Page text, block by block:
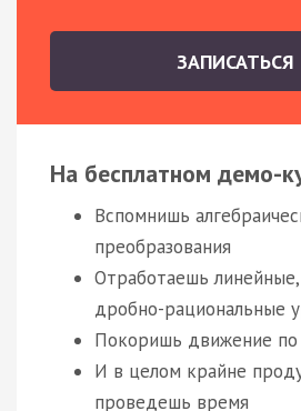
ЗАПИСАТЬСЯ
На бесплатном демо-
Вспомнишь
преобразования
Отработаешь
дробно-рациональные
Покоришь движение
И в целом крайне
проведешь время